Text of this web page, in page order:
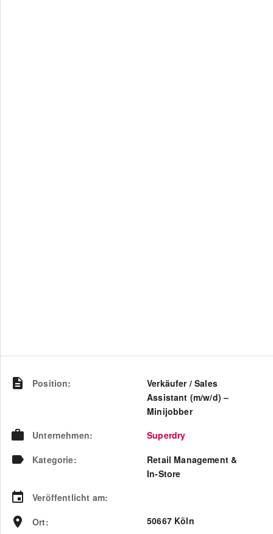
Position:
Verkäufer / Sales
Assistant (m/w/d) –
Minijobber
Unternehmen:
Superdry
Kategorie:
Retail Management &
In-Store
Veröffentlicht am:
Ort: 50667 Köln